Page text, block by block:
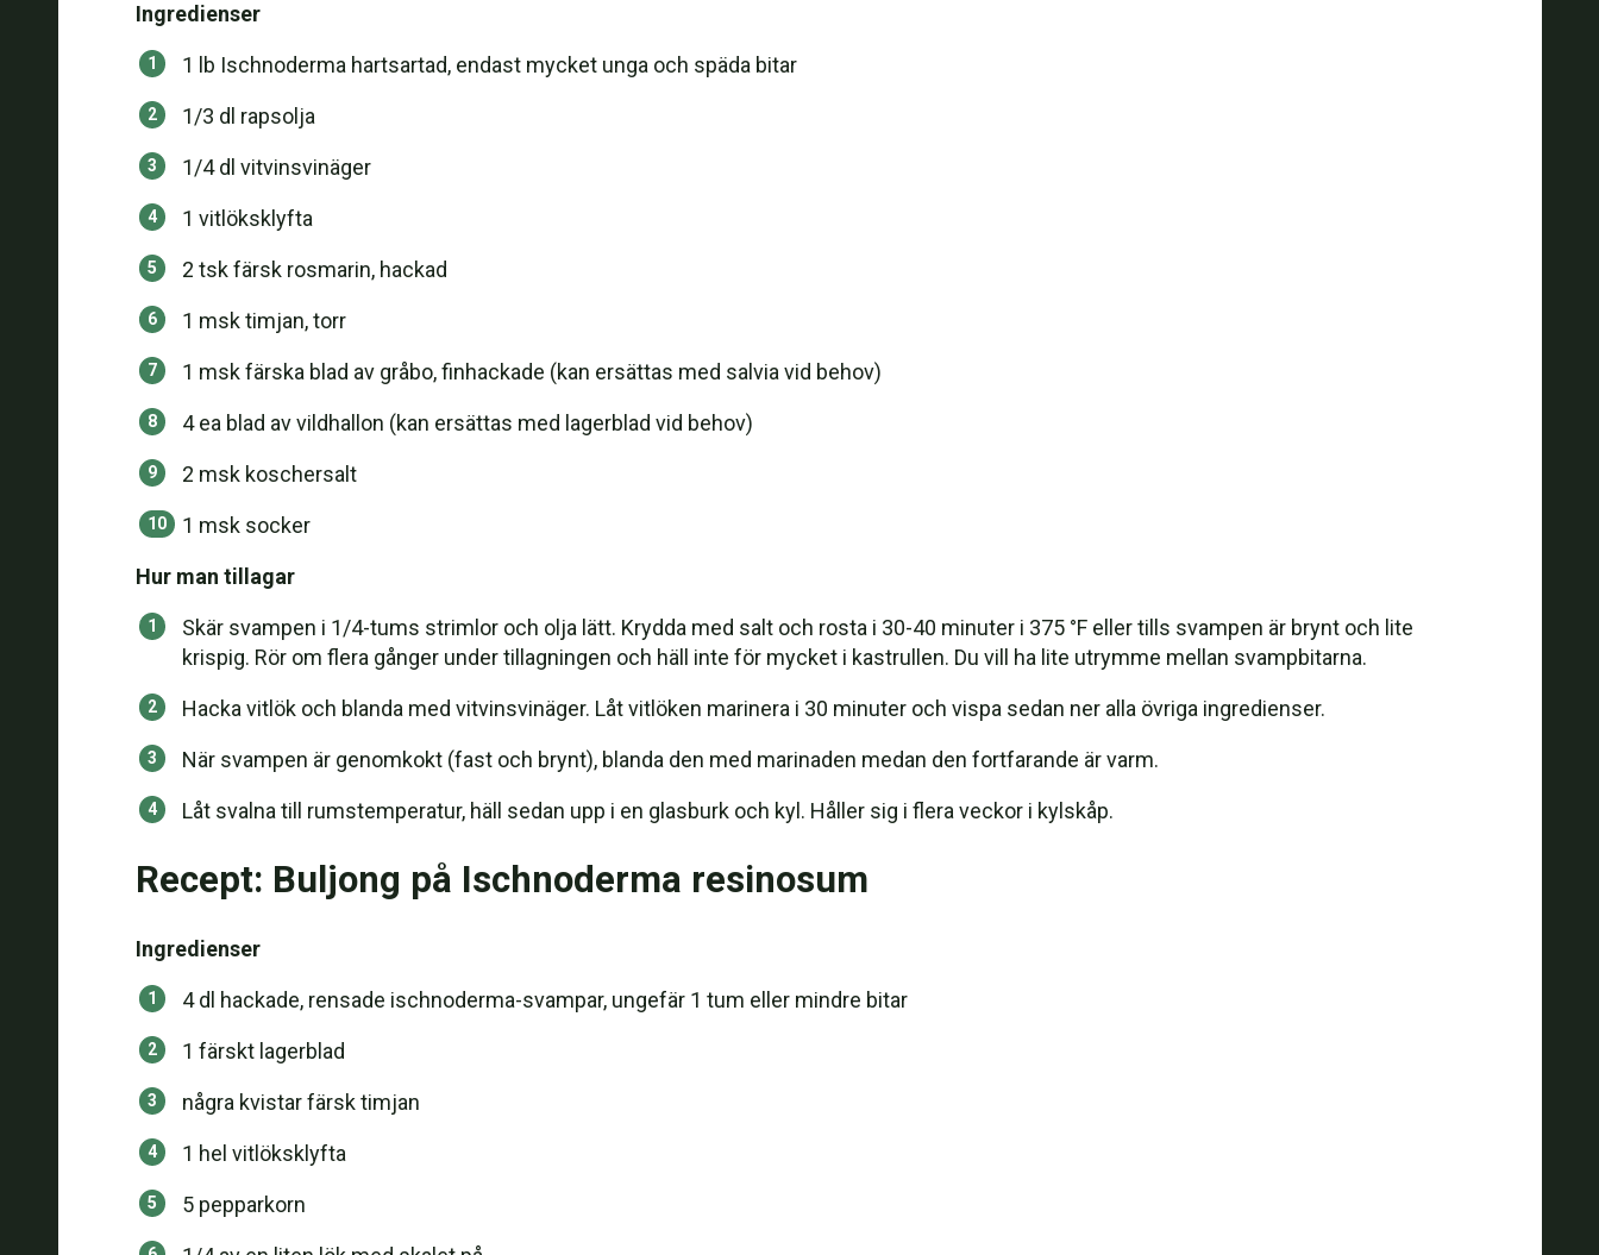
Ingredienser
1 lb Ischnoderma hartsartad, endast mycket unga och späda bitar
1/3 dl rapsolja
1/4 dl vitvinsvinäger
1 vitlöksklyfta
2 tsk färsk rosmarin, hackad
1 msk timjan, torr
1 msk färska blad av gråbo, finhackade (kan ersättas med salvia vid behov)
4 ea blad av vildhallon (kan ersättas med lagerblad vid behov)
2 msk koschersalt
1 msk socker
Hur man tillagar
Skär svampen i 1/4-tums strimlor och olja lätt. Krydda med salt och rosta i 30-40 minuter i 375 °F eller tills svampen är brynt och lite
krispig. Rör om flera gånger under tillagningen och häll inte för mycket i kastrullen. Du vill ha lite utrymme mellan svampbitarna.
Hacka vitlök och blanda med vitvinsvinäger. Låt vitlöken marinera i 30 minuter och vispa sedan ner alla övriga ingredienser.
När svampen är genomkokt (fast och brynt), blanda den med marinaden medan den fortfarande är varm.
Låt svalna till rumstemperatur, häll sedan upp i en glasburk och kyl. Håller sig i flera veckor i kylskåp.
Recept: Buljong på Ischnoderma resinosum
Ingredienser
4 dl hackade, rensade ischnoderma-svampar, ungefär 1 tum eller mindre bitar
1 färskt lagerblad
några kvistar färsk timjan
1 hel vitlöksklyfta
5 pepparkorn